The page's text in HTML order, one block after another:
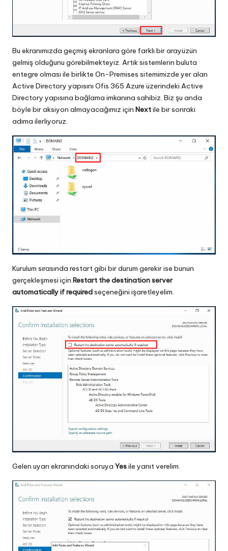
Bu ekranımızda geçmiş ekranlara göre farklı bir arayüzün
gelmiş olduğunu görebilmekteyiz. Artık sistemlerin buluta
entegre olması ile birlikte On-Premises sitemimizde yer alan
Active Directory yapısını Ofis 365 Azure üzerindeki Active
Directory yapısına bağlama imkanına sahibiz. Biz şu anda
böyle bir aksiyon almayacağımız için Nextile bir sonraki
adıma ilerliyoruz.
Kurulum sırasında restart gibi bir durum gerekir ise bunun
gerçekleşmesi için Restart the destination server
automatically if requiredseçeneğini işaretleyelim.
Gelen uyarı ekranındaki soruya Yesile yanıt verelim.